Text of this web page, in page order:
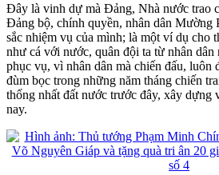
Đây là vinh dự mà Đảng, Nhà nước trao
Đảng bộ, chính quyền, nhân dân Mường
sắc nhiệm vụ của mình; là một ví dụ cho
như cá với nước, quân đội ta từ nhân dân
phục vụ, vì nhân dân mà chiến đấu, luôn
đùm bọc trong những năm tháng chiến
thống nhất đất nước trước đây, xây dựng
nay.